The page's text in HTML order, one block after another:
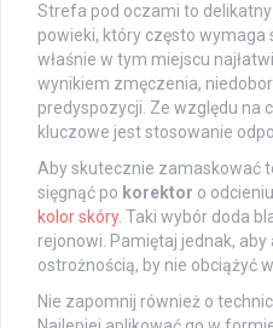
Strefa pod oczami to
powieki, który często wymaga
właśnie w tym miejscu
wynikiem zmęczenia,
predyspozycji. Ze względu na
kluczowe jest stosowanie
Aby skutecznie zamaskować
sięgnąć po korektor o
kolor skóry. Taki wybór doda
rejonowi. Pamiętaj jednak,
ostrożnością, by nie obciążyć
Nie zapomnij również o